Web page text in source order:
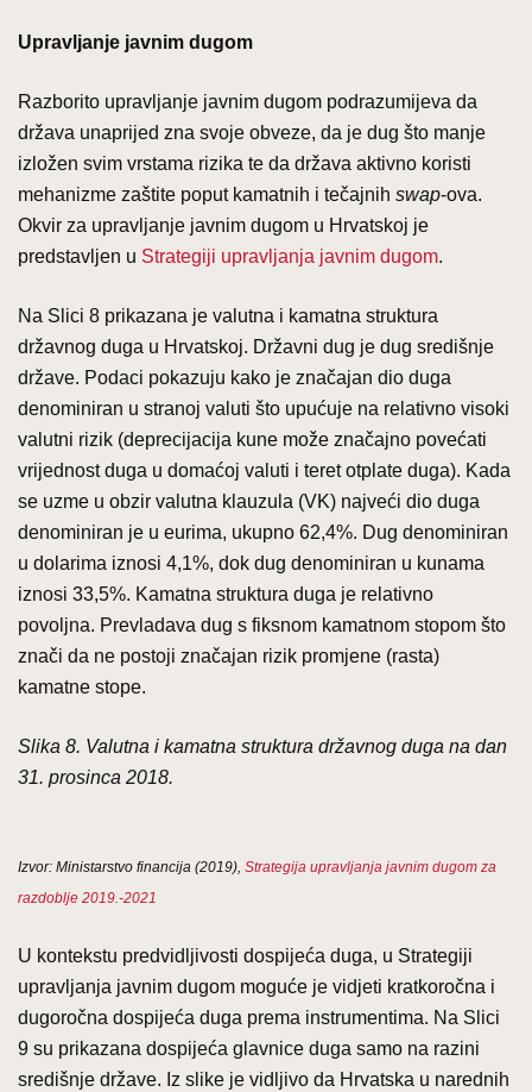
Upravljanje javnim dugom
Razborito upravljanje javnim dugom podrazumijeva da
država unaprijed zna svoje obveze, da je dug što manje
izložen svim vrstama rizika te da država aktivno koristi
mehanizme zaštite poput kamatnih i tečajnih swap-ova.
Okvir za upravljanje javnim dugom u Hrvatskoj je
predstavljen u Strategiji upravljanja javnim dugom.
Na Slici 8 prikazana je valutna i kamatna struktura
državnog duga u Hrvatskoj. Državni dug je dug središnje
države. Podaci pokazuju kako je značajan dio duga
denominiran u stranoj valuti što upućuje na relativno visoki
valutni rizik (deprecijacija kune može značajno povećati
vrijednost duga u domaćoj valuti i teret otplate duga). Kada
se uzme u obzir valutna klauzula (VK) najveći dio duga
denominiran je u eurima, ukupno 62,4%. Dug denominiran
u dolarima iznosi 4,1%, dok dug denominiran u kunama
iznosi 33,5%. Kamatna struktura duga je relativno
povoljna. Prevladava dug s fiksnom kamatnom stopom što
znači da ne postoji značajan rizik promjene (rasta)
kamatne stope.
Slika 8. Valutna i kamatna struktura državnog duga na dan
31. prosinca 2018.
Izvor: Ministarstvo financija (2019), Strategija upravljanja javnim dugom za
razdoblje 2019.-2021
U kontekstu predvidljivosti dospijeća duga, u Strategiji
upravljanja javnim dugom moguće je vidjeti kratkoročna i
dugoročna dospijeća duga prema instrumentima. Na Slici
9 su prikazana dospijeća glavnice duga samo na razini
središnje države. Iz slike je vidljivo da Hrvatska u narednih